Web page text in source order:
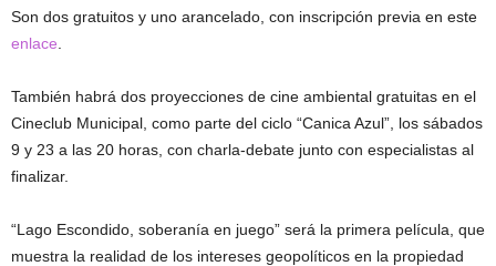
Son dos gratuitos y uno arancelado, con inscripción previa en este
enlace
También habrá dos proyecciones de cine ambiental gratuitas en el
Cineclub Municipal, como parte del ciclo “Canica Azul”, los sábados
9 y 23 a las 20 horas, con charla-debate junto con especialistas al
finalizar.
“Lago Escondido, soberanía en juego” será la primera película, que
muestra la realidad de los intereses geopolíticos en la propiedad